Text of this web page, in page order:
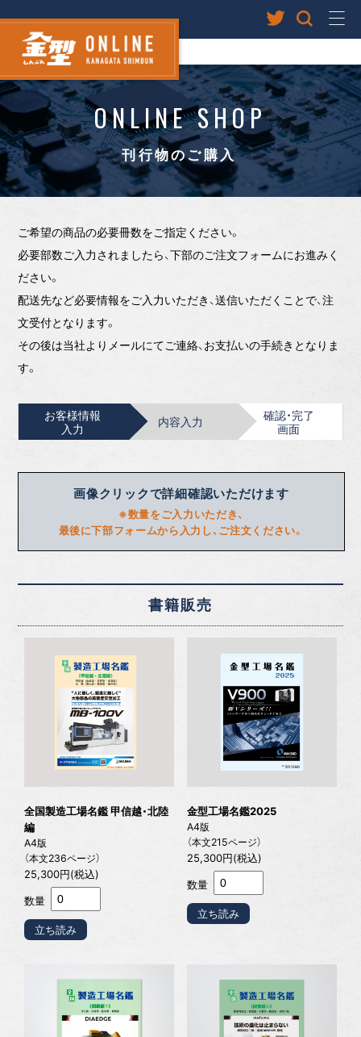
ONLINE SHOP
刊行物のご購入
ご希望の商品の必要冊数をご指定ください。
必要部数ご入力されましたら、下部のご注文フォームにお進みく
ださい。
配送先など必要情報をご入力いただき、送信いただくことで、注
文受付となります。
その後は当社よりメールにてご連絡、お支払いの手続きとなりま
す。
お客様情報
入力
内容入力
確認・完了
画面
画像クリックで詳細確認いただけます
※数量をご入力いただき、
最後に下部フォームから入力し、ご注文ください。
書籍販売
立ち読み
全国製造工場名鑑 甲信越・北陸
編
A4版
（本文236ページ）
25,300円(税込)
数量
立ち読み
金型工場名鑑2025
A4版
（本文215ページ）
25,300円(税込)
数量